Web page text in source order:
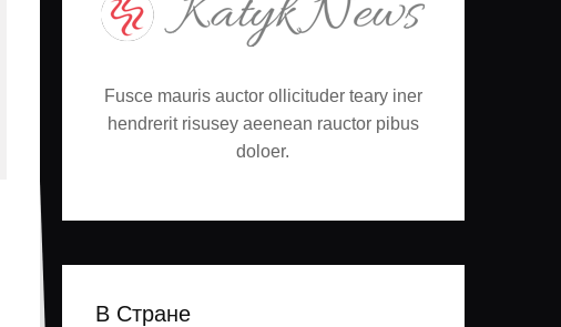
Fusce mauris auctor ollicituder teary iner
hendrerit risusey aeenean rauctor pibus
doloer.
В Стране